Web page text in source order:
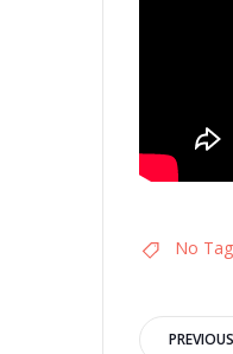
No Tag